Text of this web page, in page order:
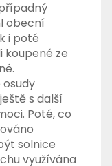
obecní
i poté
koupené ze
osudy
s další
Poté, co
solnice
využívána